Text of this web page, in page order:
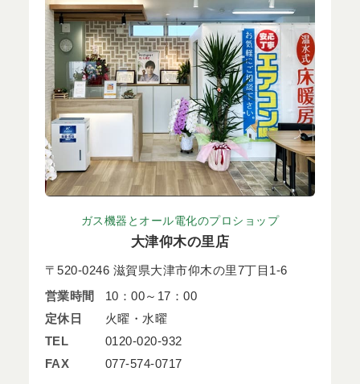
ガス機器とオール電化のプロショップ
大津仰木の里店
〒520-0246 滋賀県大津市仰木の里7丁目1-6
営業時間
10：00～17：00
定休日
火曜・水曜
TEL
0120-020-932
FAX
077-574-0717